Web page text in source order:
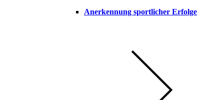
Anerkennung sportlicher Erfolge